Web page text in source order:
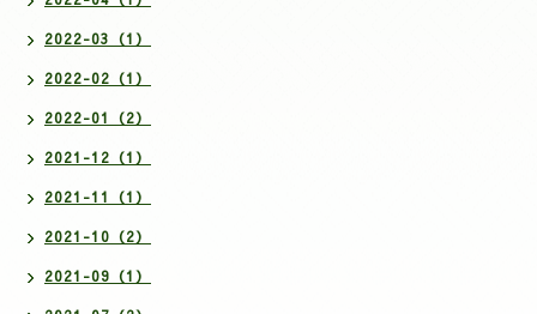
2022-03（1）
2022-02（1）
2022-01（2）
2021-12（1）
2021-11（1）
2021-10（2）
2021-09（1）